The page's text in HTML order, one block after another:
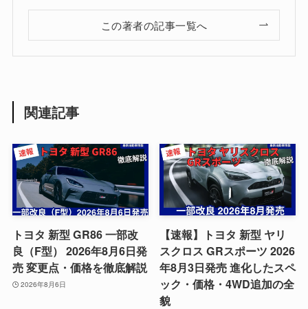
この著者の記事一覧へ
関連記事
トヨタ 新型 GR86 一部改
良（F型） 2026年8月6日発
売 変更点・価格を徹底解説
2026年8月6日
【速報】トヨタ 新型 ヤリ
スクロス GRスポーツ 2026
年8月3日発売 進化したスペ
ック・価格・4WD追加の全
貌